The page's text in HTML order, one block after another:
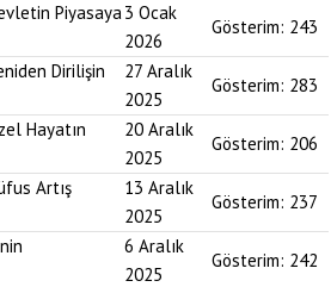
Piyasaya3 Ocak
2026
Gösterim: 243
Dirilişin
27 Aralık
2025
Gösterim: 283
Hayatın
20 Aralık
2025
Gösterim: 206
Artış
13 Aralık
2025
Gösterim: 237
6 Aralık
2025
Gösterim: 242